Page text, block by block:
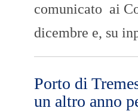
comunicato ai
dicembre e, su
Porto di
un altro anno